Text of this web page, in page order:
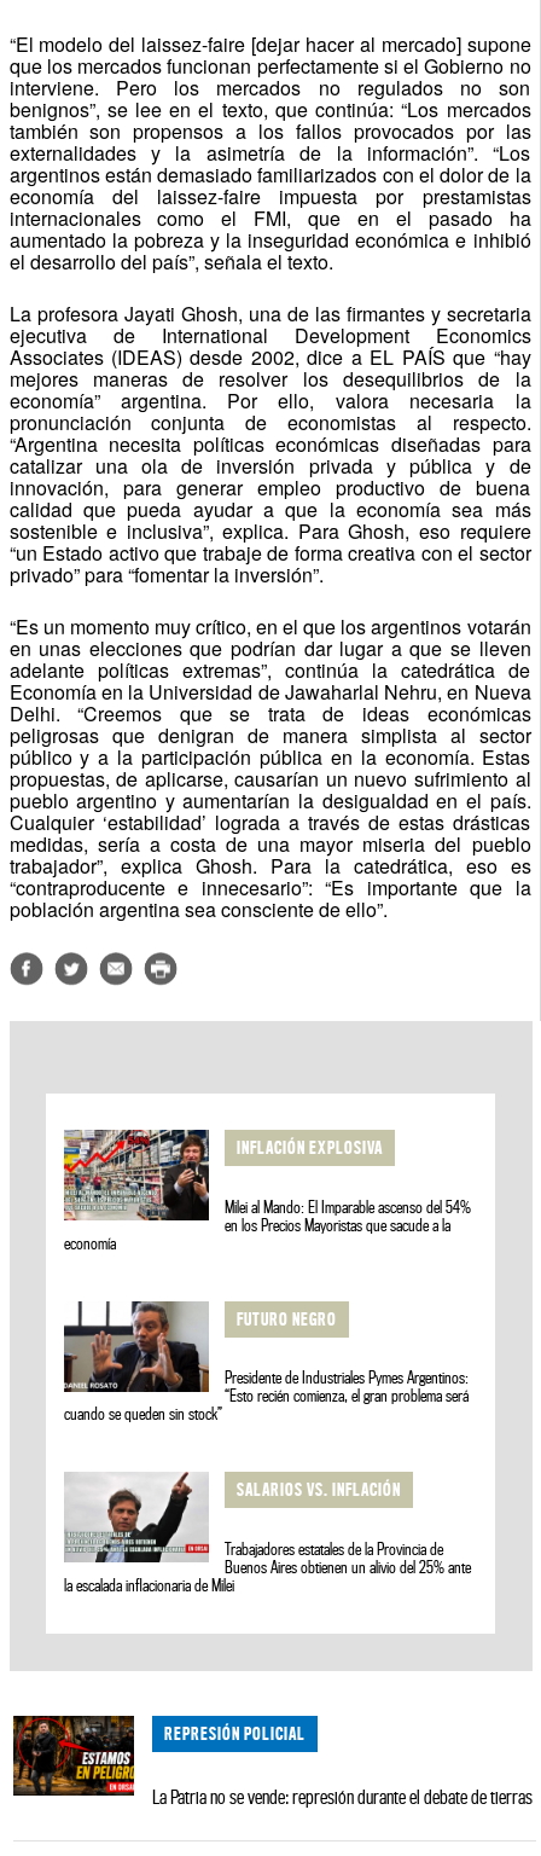
“El modelo del laissez-faire [dejar hacer al mercado] supone
que los mercados funcionan perfectamente si el Gobierno no
interviene. Pero los mercados no regulados no son
benignos”, se lee en el texto, que continúa: “Los mercados
también son propensos a los fallos provocados por las
externalidades y la asimetría de la información”. “Los
argentinos están demasiado familiarizados con el dolor de la
economía del laissez-faire impuesta por prestamistas
internacionales como el FMI, que en el pasado ha
aumentado la pobreza y la inseguridad económica e inhibió
el desarrollo del país”, señala el texto.
La profesora Jayati Ghosh, una de las firmantes y secretaria
ejecutiva de International Development Economics
Associates (IDEAS) desde 2002, dice a EL PAÍS que “hay
mejores maneras de resolver los desequilibrios de la
economía” argentina. Por ello, valora necesaria la
pronunciación conjunta de economistas al respecto.
“Argentina necesita políticas económicas diseñadas para
catalizar una ola de inversión privada y pública y de
innovación, para generar empleo productivo de buena
calidad que pueda ayudar a que la economía sea más
sostenible e inclusiva”, explica. Para Ghosh, eso requiere
“un Estado activo que trabaje de forma creativa con el sector
privado” para “fomentar la inversión”.
“Es un momento muy crítico, en el que los argentinos votarán
en unas elecciones que podrían dar lugar a que se lleven
adelante políticas extremas”, continúa la catedrática de
Economía en la Universidad de Jawaharlal Nehru, en Nueva
Delhi. “Creemos que se trata de ideas económicas
peligrosas que denigran de manera simplista al sector
público y a la participación pública en la economía. Estas
propuestas, de aplicarse, causarían un nuevo sufrimiento al
pueblo argentino y aumentarían la desigualdad en el país.
Cualquier ‘estabilidad’ lograda a través de estas drásticas
medidas, sería a costa de una mayor miseria del pueblo
trabajador”, explica Ghosh. Para la catedrática, eso es
“contraproducente e innecesario”: “Es importante que la
población argentina sea consciente de ello”.
INFLACIÓN EXPLOSIVA
Milei al Mando: El Imparable ascenso del 54%
en los Precios Mayoristas que sacude a la
economía
FUTURO NEGRO
Presidente de Industriales Pymes Argentinos:
“Esto recién comienza, el gran problema será
cuando se queden sin stock”
SALARIOS VS. INFLACIÓN
Trabajadores estatales de la Provincia de
Buenos Aires obtienen un alivio del 25% ante
la escalada inflacionaria de Milei
REPRESIÓN POLICIAL
La Patria no se vende: represión durante el debate de tierras